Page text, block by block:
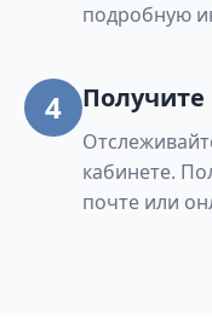
подробную
4
кабинете.
почте или